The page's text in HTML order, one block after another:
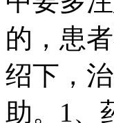
的，患
绍下，
助。1、